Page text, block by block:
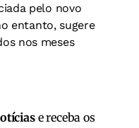
pelo novo
entanto, sugere
nos meses
e receba os